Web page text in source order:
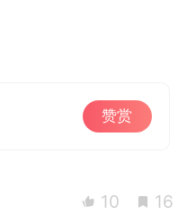
赞赏
10 16